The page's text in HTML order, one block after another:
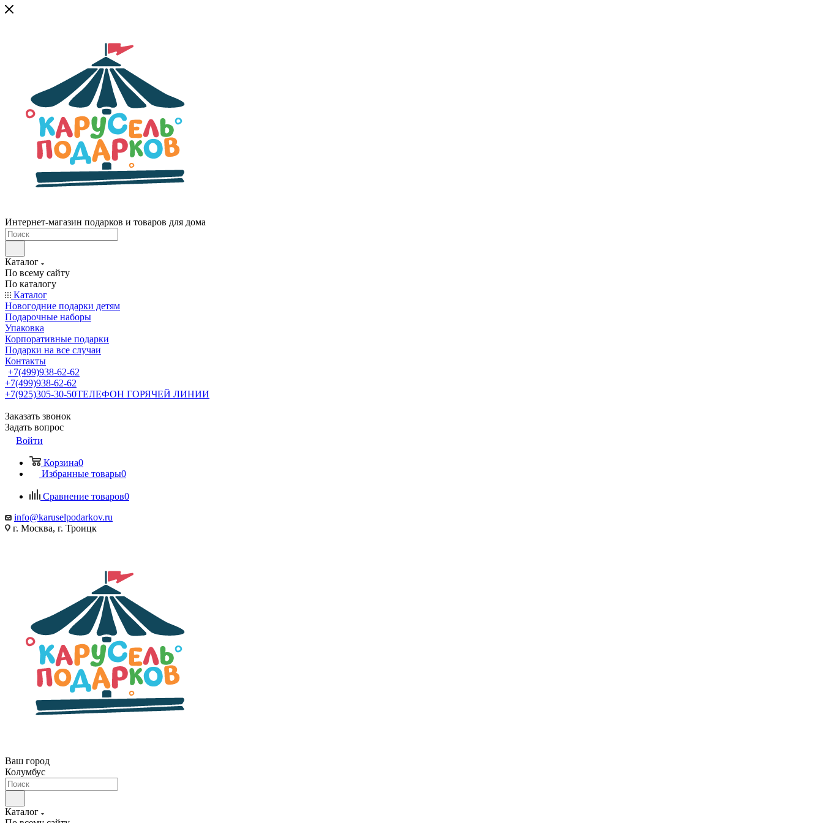
Интернет-магазин подарков и товаров для дома
Каталог
По всему сайту
По каталогу
Каталог
Новогодние подарки детям
Подарочные наборы
Упаковка
Корпоративные подарки
Подарки на все случаи
Контакты
+7(499)938-62-62
+7(499)938-62-62
+7(925)305-30-50ТЕЛЕФОН ГОРЯЧЕЙ ЛИНИИ
Заказать звонок
Задать вопрос
Войти
Корзина0
Избранные товары0
Сравнение товаров0
info@karuselpodarkov.ru
г. Москва, г. Троицк
Ваш город
Колумбус
Каталог